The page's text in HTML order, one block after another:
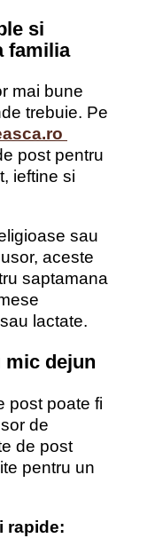
si
familia
mai bune
trebuie. Pe
post pentru
ieftine si
sau
aceste
saptamana
lactate.
mic dejun
post poate fi
de
de post
pentru un
rapide: